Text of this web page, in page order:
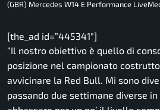
(GBR) Mercedes W14 E Performance
[the_ad id=”445341″]
“Il nostro obiettivo è quello di
posizione nel campionato
avvicinare la Red Bull. Mi sono
passando due settimane diverse